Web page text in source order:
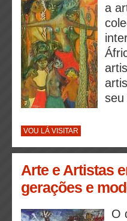
a
seu
VOU LÁ VISITAR
Arte e Artistas
gerações e
O